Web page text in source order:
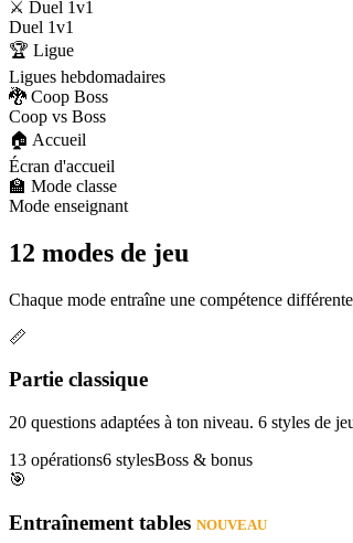
⚔️ Duel 1v1
Duel 1v1
🏆 Ligue
Ligues hebdomadaires
🐉 Coop Boss
Coop vs Boss
🏠 Accueil
Écran d'accueil
🏫 Mode classe
Mode enseignant
12 modes de jeu
Chaque mode entraîne une compétence
📏
Partie classique
20 questions adaptées à ton niveau. 6 styles de
13 opérations6 stylesBoss & bonus
🎯
Entraînement tables NOUVEAU